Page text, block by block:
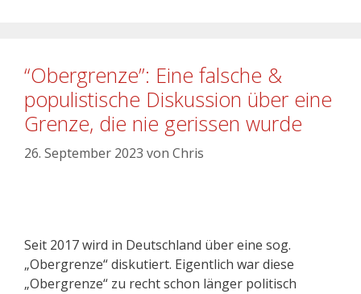
“Obergrenze”: Eine falsche &
populistische Diskussion über eine
Grenze, die nie gerissen wurde
26. September 2023 von Chris
Seit 2017 wird in Deutschland über eine sog.
„Obergrenze“ diskutiert. Eigentlich war diese
„Obergrenze“ zu recht schon länger politisch